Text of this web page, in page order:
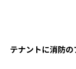
テナントに消防の